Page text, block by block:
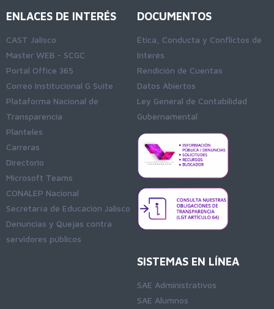
ENLACES DE INTERÉS
CAST Jalisco
Master WEB - SCGC
Portal Office 365
Correo Institucional G Suite
Plataforma Nacional de
Transparencia
Planteles
Carreras
Directorio
Microsoft Teams
CONALEP Nacional
Secretaría de Educación Jalisco
Denuncias y Quejas contra
servidores públicos
DOCUMENTOS
Ética, Conducta y Conflictos de
Interés
Rendición de Cuentas
Datos Abiertos
Ley General de Contabilidad
Gubernamental
SISTEMAS EN LÍNEA
SAE Administrativos
SAE Alumnos